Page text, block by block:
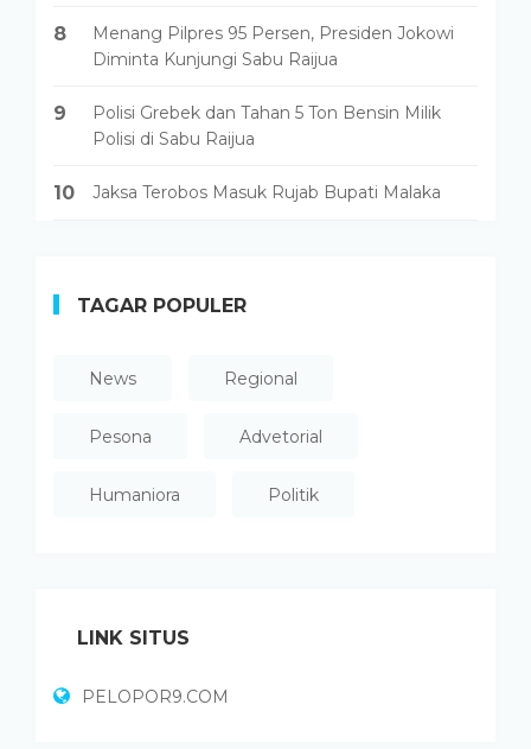
8
Menang Pilpres 95 Persen, Presiden Jokowi
Diminta Kunjungi Sabu Raijua
9
Polisi Grebek dan Tahan 5 Ton Bensin Milik
Polisi di Sabu Raijua
10 Jaksa Terobos Masuk Rujab Bupati Malaka
TAGAR POPULER
News Regional
Pesona Advetorial
Humaniora Politik
LINK SITUS
PELOPOR9.COM